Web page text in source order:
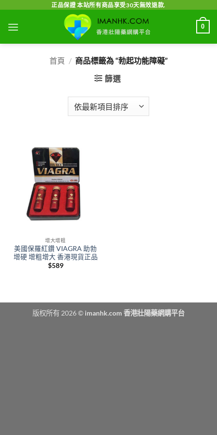
content
正品保證 本站所有商品享受30天無效退款.
0
首頁 / 商品標籤為 “勃起功能障礙”
篩選
增大增粗
美國保羅紅鑽 VIAGRA 助勃
增硬 增粗增大 香港現貨正品
$589
版权所有 2026 © imanhk.com 香港壯陽藥網購平台